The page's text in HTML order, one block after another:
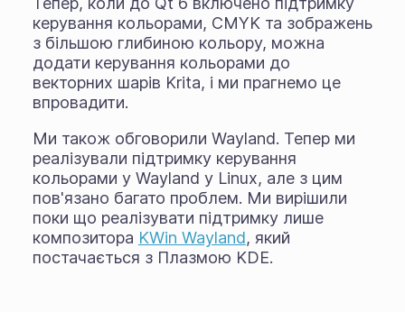
керування кольорами, CMYK та зображень
з більшою глибиною кольору, можна
додати керування кольорами до
векторних шарів Krita, і ми прагнемо це
впровадити.
Ми також обговорили Wayland. Тепер ми
реалізували підтримку керування
кольорами у Wayland у Linux, але з цим
пов'язано багато проблем. Ми вирішили
поки що реалізувати підтримку лише
композитора KWin Wayland, який
постачається з Плазмою KDE.